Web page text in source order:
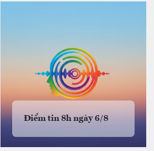
Điểm tin 8h ngày 6/8